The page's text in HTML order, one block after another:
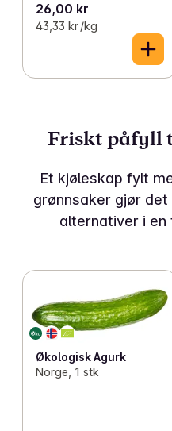
26,00 kr
43,33 kr /kg
Friskt påfyll
Et kjøleskap fylt
grønnsaker gjør det
alternativer i en
Økologisk Agurk
Norge, 1 stk